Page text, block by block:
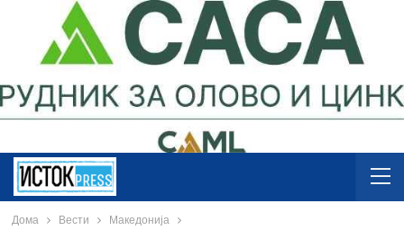
Дома Вести Македонија